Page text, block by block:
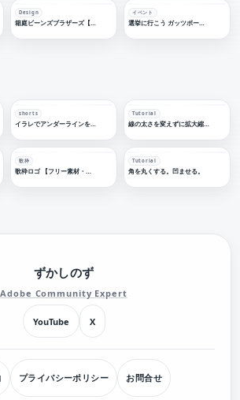
Design
箱庭ビーンズブラザーズ【作字・ロゴデザイン】
イベント
選挙に行こう ガッツポーズ フリー素材
shorts
イラレでアンダーラインを引く
Tutorial
線の太さを変えずに拡大縮小する
歌枠
歌枠ロゴ 【フリー素材・サムネ素材】
Tutorial
角を丸くする。凹ませる。
ずかしのず
Adobe Community Expert
YouTube X
プライバシーポリシー お問合せ